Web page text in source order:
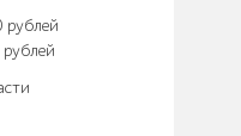
рублей